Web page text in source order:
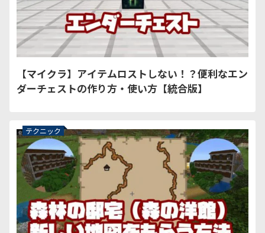
【マイクラ】アイテムロストしない！？便利なエン
ダーチェストの作り方・使い方【統合版】
テクニック